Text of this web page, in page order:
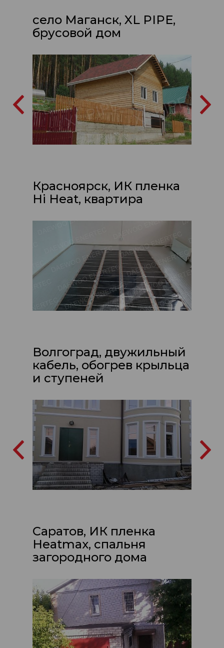
село Маганск, XL PIPE,
брусовой дом
Красноярск, ИК пленка
Hi Heat, квартира
Волгоград, двужильный
кабель, обогрев крыльца
и ступеней
Саратов, ИК пленка
Heatmax, спальня
загородного дома